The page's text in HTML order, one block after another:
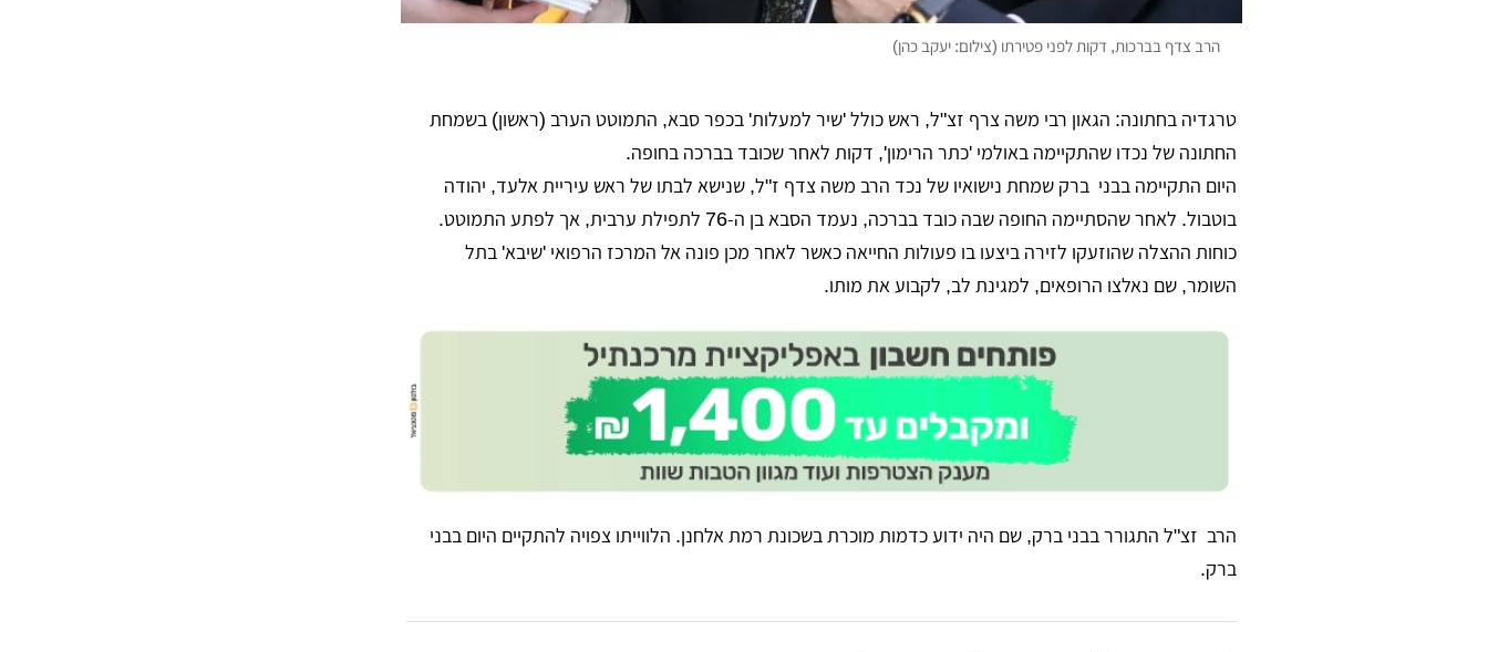
הרב צדף בברכות, דקות לפני פטירתו (צילום: יעקב כהן)
טרגדיה בחתונה: הגאון רבי משה צרף זצ"ל, ראש כולל 'שיר למעלות' בכפר סבא, התמוטט הערב (ראשון) בשמחת
החתונה של נכדו שהתקיימה באולמי 'כתר הרימון', דקות לאחר שכובד בברכה בחופה.
היום התקיימה בבני ברק שמחת נישואיו של נכד הרב משה צדף ז"ל, שנישא לבתו של ראש עיריית אלעד, יהודה
בוטבול. לאחר שהסתיימה החופה שבה כובד בברכה, נעמד הסבא בן ה-76 לתפילת ערבית, אך לפתע התמוטט.
כוחות ההצלה שהוזעקו לזירה ביצעו בו פעולות החייאה כאשר לאחר מכן פונה אל המרכז הרפואי 'שיבא' בתל
השומר, שם נאלצו הרופאים, למגינת לב, לקבוע את מותו.
הרב זצ"ל התגורר בבני ברק, שם היה ידוע כדמות מוכרת בשכונת רמת אלחנן. הלווייתו צפויה להתקיים היום בבני
ברק.